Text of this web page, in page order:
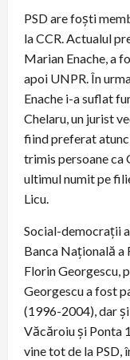
PSD are foști
la CCR. Actualul
Marian Enache, a
apoi UNPR. În
Enache i-a suflat
Chelaru, un jurist
fiind preferat atunci
trimis persoane ca
ultimul numit pe
Licu.
Social-democrații
Banca Națională a
Florin Georgescu,
Georgescu a fost
(1996-2004), dar
Văcăroiu și Ponta
vine tot de la PSD,